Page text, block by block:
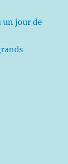
un jour de